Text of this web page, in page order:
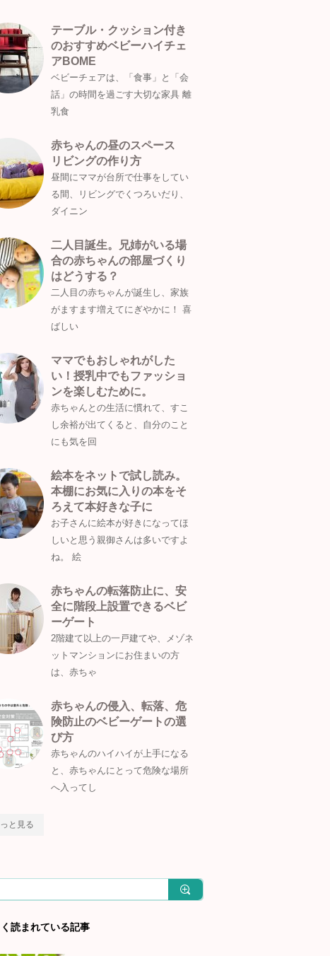
テーブル・クッション付き
のおすすめベビーハイチェ
アBOME
ベビーチェアは、「食事」と「会
話」の時間を過ごす大切な家具 離
乳食
赤ちゃんの昼のスペース
リビングの作り方
昼間にママが台所で仕事をしてい
る間、リビングでくつろいだり、
ダイニン
二人目誕生。兄姉がいる場
合の赤ちゃんの部屋づくり
はどうする？
二人目の赤ちゃんが誕生し、家族
がますます増えてにぎやかに！ 喜
ばしい
ママでもおしゃれがした
い！授乳中でもファッショ
ンを楽しむために。
赤ちゃんとの生活に慣れて、すこ
し余裕が出てくると、自分のこと
にも気を回
絵本をネットで試し読み。
本棚にお気に入りの本をそ
ろえて本好きな子に
お子さんに絵本が好きになってほ
しいと思う親御さんは多いですよ
ね。 絵
赤ちゃんの転落防止に、安
全に階段上設置できるベビ
ーゲート
2階建て以上の一戸建てや、メゾネ
ットマンションにお住まいの方
は、赤ちゃ
赤ちゃんの侵入、転落、危
険防止のベビーゲートの選
び方
赤ちゃんのハイハイが上手になる
と、赤ちゃんにとって危険な場所
へ入ってし
と見る
く読まれている記事